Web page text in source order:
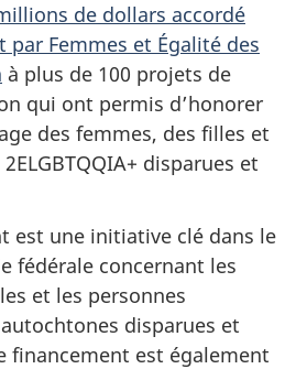
de dollars accordé
par Femmes et Égalité des
à plus de 100 projets de
qui ont permis d’honorer
des femmes, des filles et
disparues et
est une initiative clé dans le
fédérale concernant les
et les personnes
autochtones disparues et
financement est également